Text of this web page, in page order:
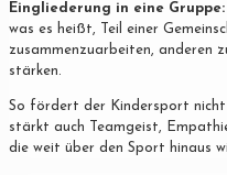
Eingliederung in eine Gruppe:
was es heißt, Teil einer
zusammenzuarbeiten, anderen
stärken.
So fördert der Kindersport nicht
stärkt auch Teamgeist,
die weit über den Sport hinaus